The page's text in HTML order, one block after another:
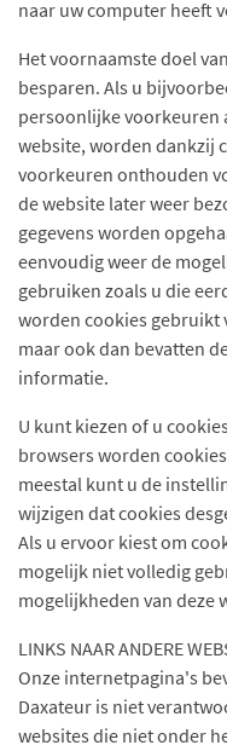
naar uw computer heeft
Het voornaamste doel
besparen. Als u
persoonlijke voorkeuren
website, worden dankzij
voorkeuren onthouden
de website later weer
gegevens worden
eenvoudig weer de
gebruiken zoals u die
worden cookies gebruikt
maar ook dan bevatten
informatie.
U kunt kiezen of u
browsers worden
meestal kunt u de
wijzigen dat cookies
Als u ervoor kiest om
mogelijk niet volledig
mogelijkheden van deze
LINKS NAAR ANDERE
Onze internetpagina's
Daxateur​​​​​​​ is niet
websites die niet onder